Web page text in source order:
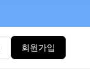
회원가입